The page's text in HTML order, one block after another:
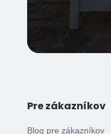
Pre zákazníkov
Blog pre zákazníkov